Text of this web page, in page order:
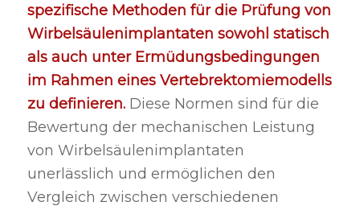
spezifische Methoden für die Prüfung von
Wirbelsäulenimplantaten sowohl statisch
als auch unter Ermüdungsbedingungen
im Rahmen eines Vertebrektomiemodells
zu definieren.Diese Normen sind für die
Bewertung der mechanischen Leistung
von Wirbelsäulenimplantaten
unerlässlich und ermöglichen den
Vergleich zwischen verschiedenen